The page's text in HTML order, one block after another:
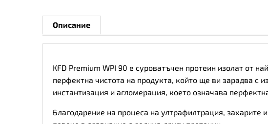
Описание
KFD Premium WPI 90 e суроватъчен протеин изолат от
перфектна чистота на продукта, който ще ви зарадва с
инстантизация и агломерация, което означава
Благодарение на процеса на ултрафилтрация, захарите